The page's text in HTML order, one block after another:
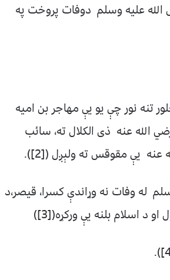
الله عليه وسلم دوفات پروخت په
تنه نور چې يو يې مهاجر بن اميه
الله عنه ذى الکلال ته، سائب
يې مقوقس ته ولېږل ([2]).
له وفات نه وړاندې کسرا، قيصر،د
د اسلام بلنه يې ورکړه([3])